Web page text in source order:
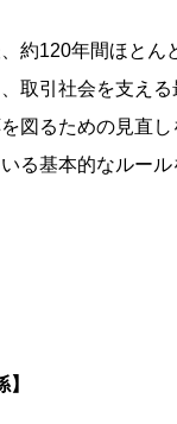
約120年間ほとん
取引社会を支える
図るための見直し
る基本的なルール